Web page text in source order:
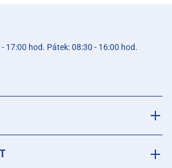
17:00 hod. Pátek: 08:30 - 16:00 hod.